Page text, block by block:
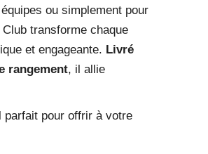
ou simplement pour
transforme chaque
et engageante. Livré
rangement, il allie
parfait pour offrir à votre